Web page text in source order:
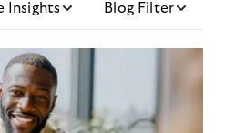
Insights Blog Filter